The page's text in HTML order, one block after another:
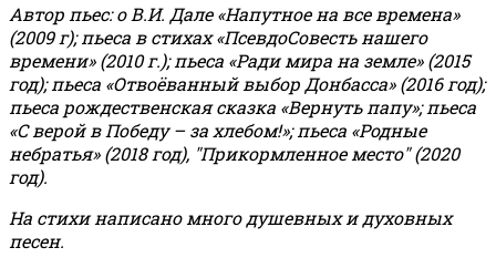
Автор пьес: о В.И. Дале «Напутное на все времена»
(2009 г); пьеса в стихах «ПсевдоСовесть нашего
времени» (2010 г.); пьеса «Ради мира на земле» (2015
год); пьеса «Отвоёванный выбор Донбасса» (2016 год);
пьеса рождественская сказка «Вернуть папу»; пьеса
«С верой в Победу – за хлебом!»;пьеса «Родные
небратья» (2018 год), "Прикормленное место" (2020
год).
На стихи написано много душевных и духовных
песен.